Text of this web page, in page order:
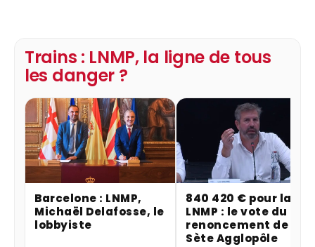
Trains : LNMP, la ligne de tous
les danger ?
Barcelone : LNMP,
Michaël Delafosse, le
lobbyiste
840 420 € pour la
LNMP : le vote du
renoncement de
Sète Agglopôle